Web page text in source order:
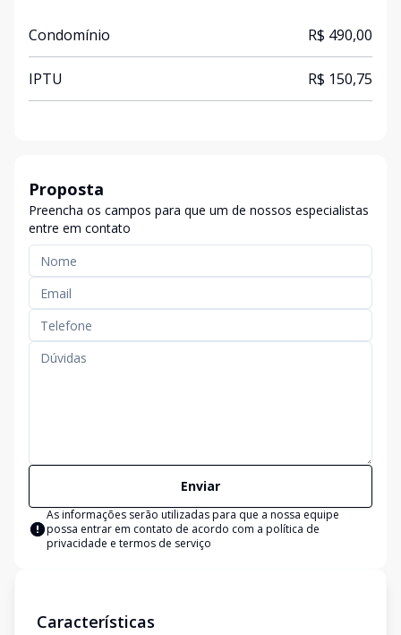
Condomínio R$ 490,00
IPTU R$ 150,75
Proposta
Preencha os campos para que um de nossos especialistas
entre em contato
Enviar
As informações serão utilizadas para que a nossa equipe
possa entrar em contato de acordo com a política de
privacidade e termos de serviço
Características